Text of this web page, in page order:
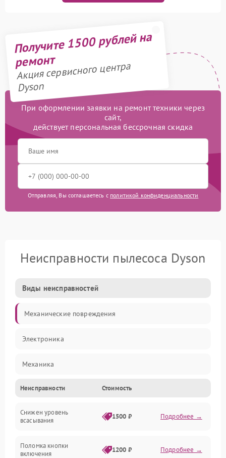
Получите 1500 рублей на
ремонт
Акция сервисного центра
Dyson
При оформлении заявки на ремонт техники через
сайт,
действует персональная бессрочная скидка
Отправляя, Вы соглашаетесь с политикой конфиденциальности
Неисправности пылесоса Dyson
Виды неисправностей
Механические повреждения
Электроника
Механика
Электропитание
Всасывание
Неисправности Стоимость
Снижен уровень
всасывания
1500 ₽ Подробнее →
Поломка кнопки
включения
1200 ₽ Подробнее →